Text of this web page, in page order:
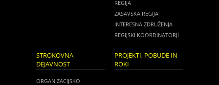
REGIJA
ZASAVSKA REGIJA
INTERESNA ZDRUŽENJA
REGIJSKI KOORDINATORJI
STROKOVNA
DEJAVNOST
ORGANIZACIJSKO
PROJEKTI, POBUDE IN
ROKI